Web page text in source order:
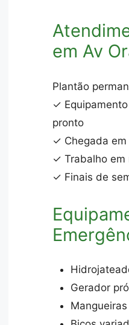
em Av
Plantão
✓
pronto
✓ Chegada em
✓ Trabalho em
✓ Finais de
Gerador